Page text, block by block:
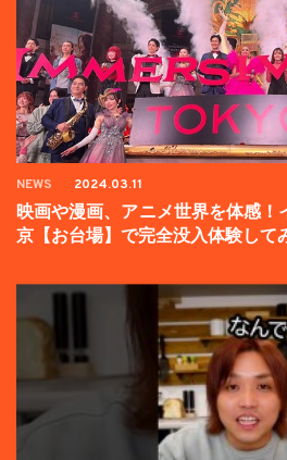
NEWS 2024.03.11
映画や漫画、アニメ世界を体感！
京【お台場】で完全没入体験して